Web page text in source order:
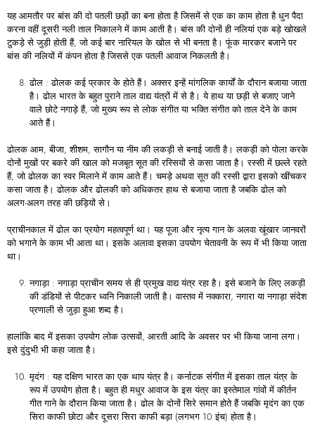
यह आमतौर पर बांस की दो पतली छड़ों का बना होता है जिसमें से एक का काम होता है धुन पैदा
करना वहीं दूसरी नली ताल निकालने में काम आती है। बांस की दोनों ही नलियां एक बड़े खोखले
टुकड़े से जुड़ी होती हैं, जो कई बार नारियल के खोल से भी बनता है। फूंक मारकर बजाने पर
बांस की नलियों में कंपन होता है जिससे एक पतली आवाज निकलती है।
ढोल : ढोलक कई प्रकार के होते हैं। अक्सर इन्हें मांगलिक कार्यों के दौरान बजाया जाता
है। ढोल भारत के बहुत पुराने ताल वाद्य यंत्रों में से है। ये हाथ या छड़ी से बजाए जाने
वाले छोटे नगाड़े हैं, जो मुख्य रूप से लोक संगीत या भक्ति संगीत को ताल देने के काम
आते हैं।
ढोलक आम, बीजा, शीशम, सागौन या नीम की लकड़ी से बनाई जाती है। लकड़ी को पोला करके
दोनों मुखों पर बकरे की खाल को मजबूत सूत की रस्सियों से कसा जाता है। रस्सी में छल्ले रहते
हैं, जो ढोलक का स्वर मिलाने में काम आते हैं। चमड़े अथवा सूत की रस्सी द्वारा इसको खींचकर
कसा जाता है। ढोलक और ढोलकी को अधिकतर हाथ से बजाया जाता है जबकि ढोल को
अलग-अलग तरह की छड़ियों से।
प्राचीनकाल में ढोल का प्रयोग महत्वपूर्ण था। यह पूजा और नृत्य गान के अलवा खूंखार जानवरों
को भगाने के काम भी आता था। इसके अलावा इसका उपयोग चेतावनी के रूप में भी किया जाता
था।
नगाड़ा : नगाड़ा प्राचीन समय से ही प्रमुख वाद्य यंत्र रहा है। इसे बजाने के लिए लकड़ी
की डंडियों से पीटकर ध्वनि निकाली जाती है। वास्तव में नक्कारा, नगारा या नगाड़ा संदेश
प्रणाली से जुड़ा हुआ शब्द है।
हालांकि बाद में इसका उपयोग लोक उत्सवों, आरती आदि के अवसर पर भी किया जाना लगा।
इसे दुंदुभी भी कहा जाता है।
मृदंग : यह दक्षिण भारत का एक थाप यंत्र है। कर्नाटक संगीत में इसका ताल यंत्र के
रूप में उपयोग होता है। बहुत ही मधुर आवाज के इस यंत्र का इस्तेमाल गांवों में कीर्तन
गीत गाने के दौरान किया जाता है। ढोल के दोनों सिरे समान होते हैं जबकि मृदंग का एक
सिरा काफी छोटा और दूसरा सिरा काफी बड़ा (लगभग 10 इंच) होता है।